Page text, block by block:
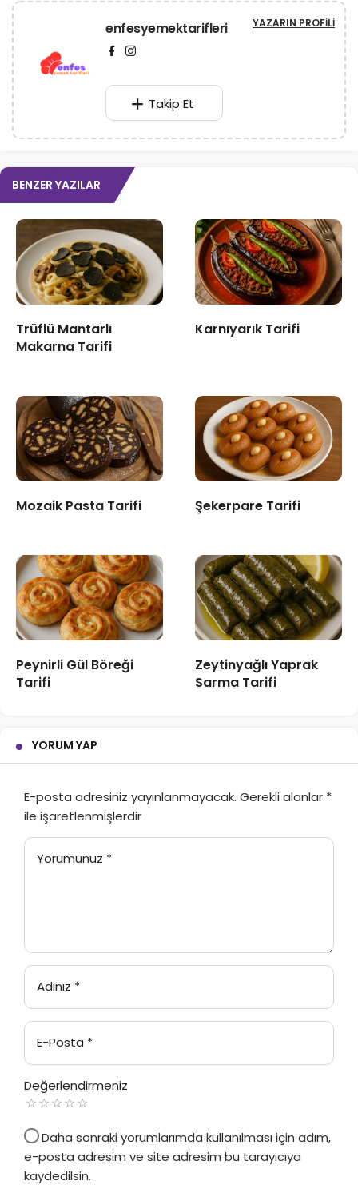
enfesyemektarifleri YAZARIN PROFILI
Takip Et
BENZER YAZILAR
Trüflü Mantarlı
Makarna Tarifi
Karnıyarık Tarifi
Mozaik Pasta Tarifi Şekerpare Tarifi
Peynirli Gül Böreği
Tarifi
Zeytinyağlı Yaprak
Sarma Tarifi
YORUM YAP
E-posta adresiniz yayınlanmayacak. Gerekli alanlar *
ile işaretlenmişlerdir
Yorumunuz *
Adınız *
E-Posta *
Değerlendirmeniz
Daha sonraki yorumlarımda kullanılması için adım,
e-posta adresim ve site adresim bu tarayıcıya
kaydedilsin.